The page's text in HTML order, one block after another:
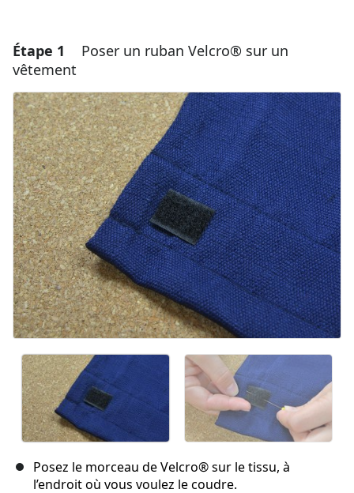
Étape 1
Poser un ruban Velcro® sur un
vêtement
Posez le morceau de Velcro® sur le tissu, à
l’endroit où vous voulez le coudre.